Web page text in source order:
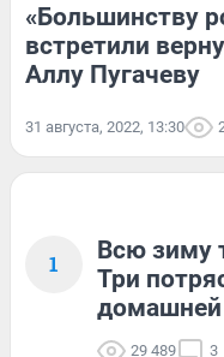
«Большинству
встретили
Аллу Пугачеву
31 августа, 2022, 13:30
1
Всю зиму
Три
домашней
29 489 3